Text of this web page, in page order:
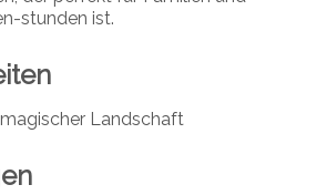
stunden ist.
Landschaft